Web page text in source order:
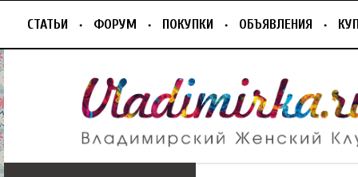
СТАТЬИ ФОРУМ ПОКУПКИ ОБЪЯВЛЕНИЯ